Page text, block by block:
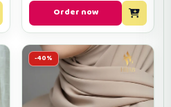
Order now
-40%